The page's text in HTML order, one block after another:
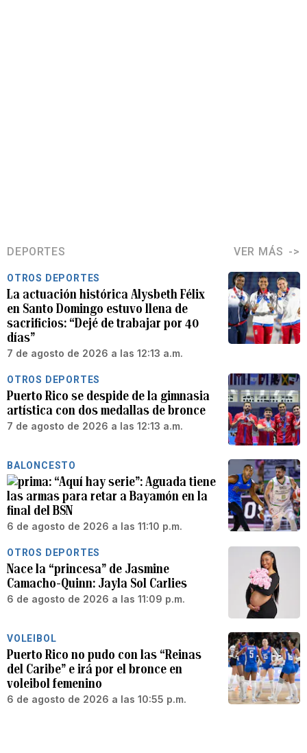
DEPORTES VER MÁS
OTROS DEPORTES
La actuación histórica Alysbeth Félix
en Santo Domingo estuvo llena de
sacrificios: “Dejé de trabajar por 40
días”
7 de agosto de 2026 a las 12:13 a.m.
OTROS DEPORTES
Puerto Rico se despide de la gimnasia
artística con dos medallas de bronce
7 de agosto de 2026 a las 12:13 a.m.
BALONCESTO
“Aquí hay serie”: Aguada tiene
las armas para retar a Bayamón en la
final del BSN
6 de agosto de 2026 a las 11:10 p.m.
OTROS DEPORTES
Nace la “princesa” de Jasmine
Camacho-Quinn: Jayla Sol Carlies
6 de agosto de 2026 a las 11:09 p.m.
VOLEIBOL
Puerto Rico no pudo con las “Reinas
del Caribe” e irá por el bronce en
voleibol femenino
6 de agosto de 2026 a las 10:55 p.m.